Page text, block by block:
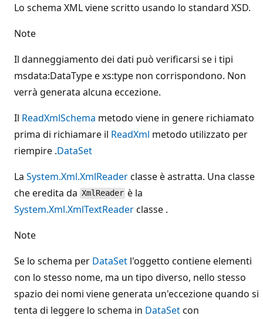
Lo schema XML viene scritto usando lo standard XSD.
Note
Il danneggiamento dei dati può verificarsi se i tipi
msdata:DataType e xs:type non corrispondono. Non
verrà generata alcuna eccezione.
Il ReadXmlSchema metodo viene in genere richiamato
prima di richiamare il ReadXml metodo utilizzato per
riempire .DataSet
La System.Xml.XmlReaderclasse è astratta. Una classe
che eredita da XmlReader è la
System.Xml.XmlTextReaderclasse .
Note
Se lo schema per DataSet l'oggetto contiene elementi
con lo stesso nome, ma un tipo diverso, nello stesso
spazio dei nomi viene generata un'eccezione quando si
tenta di leggere lo schema in DataSetcon